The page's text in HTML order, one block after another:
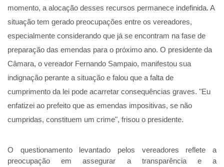
momento, a alocação desses recursos permanece indefinida. A
situação tem gerado preocupações entre os vereadores,
especialmente considerando que já se encontram na fase de
preparação das emendas para o próximo ano. O presidente da
Câmara, o vereador Fernando Sampaio, manifestou sua
indignação perante a situação e falou que a falta de
cumprimento da lei pode acarretar consequências graves. "Eu
enfatizei ao prefeito que as emendas impositivas, se não
cumpridas, constituem um crime", frisou o presidente.
O questionamento levantado pelos vereadores reflete a
preocupação em assegurar a transparência e a